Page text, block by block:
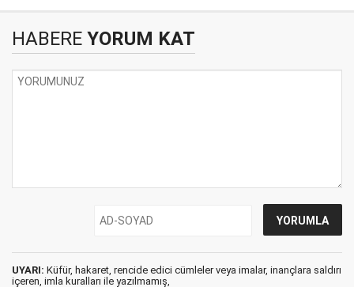
HABERE YORUM KAT
UYARI: Küfür, hakaret, rencide edici cümleler veya imalar, inançlara saldırı
içeren, imla kuralları ile yazılmamış,